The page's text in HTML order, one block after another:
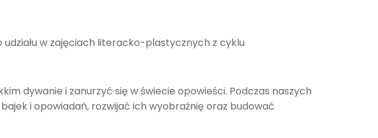
udziału w zajęciach literacko-plastycznych z cyklu
dywanie i zanurzyć się w świecie opowieści. Podczas naszych
i opowiadań, rozwijać ich wyobraźnię oraz budować